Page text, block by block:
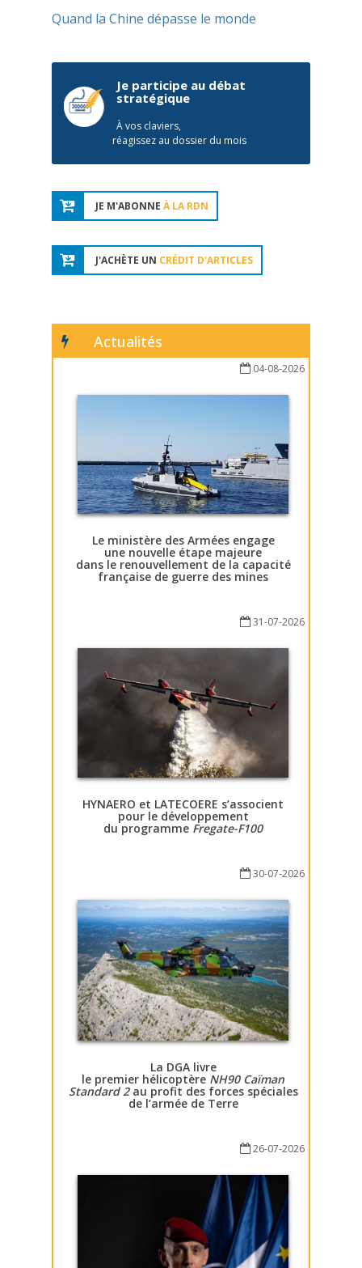
Quand la Chine dépasse le monde
Je participe au débat
stratégique
À vos claviers,
réagissez au dossier du mois
JE M'ABONNE À LA RDN
J'ACHÈTE UN CRÉDIT D'ARTICLES
Actualités
04-08-2026
Le ministère des Armées engage
une nouvelle étape majeure
dans le renouvellement de la capacité
française de guerre des mines
31-07-2026
HYNAERO et LATECOERE s’associent
pour le développement
du programme Fregate-F100
30-07-2026
La DGA livre
le premier hélicoptère NH90 Caïman
Standard 2au profit des forces spéciales
de l’armée de Terre
26-07-2026